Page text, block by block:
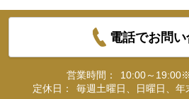
電話でお問
営業時間：
10:00～
定休日：
毎週土曜日、日曜日、